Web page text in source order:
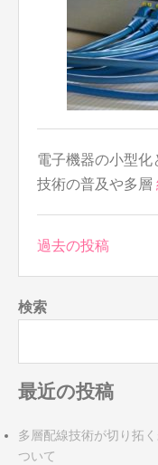
電子機器の小型化
技術の普及や多層
投
ビ
シ
ョ
ン
過去の投稿
検索
最近の投稿
多層配線技術が切り拓
ついて